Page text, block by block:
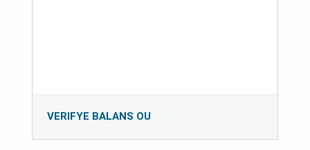
VERIFYE BALANS OU